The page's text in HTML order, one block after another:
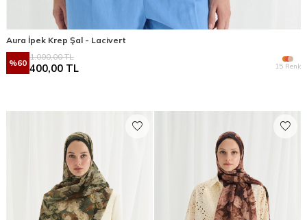
Aura İpek Krep Şal - Lacivert
%60
1.000,00TL
400,00 TL 15 Renk